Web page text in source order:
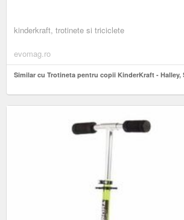
kinderkraft, trotinete si triciclete
evomag.ro
Similar cu Trotineta pentru copii KinderKraft - Halley,